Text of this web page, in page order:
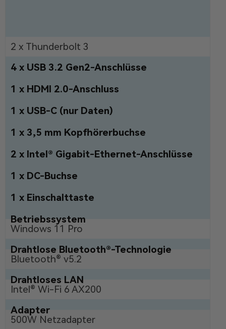
2 x Thunderbolt 3
4 x USB 3.2 Gen2-Anschlüsse
1 x HDMI 2.0-Anschluss
1 x USB-C (nur Daten)
1 x 3,5 mm Kopfhörerbuchse
2 x Intel® Gigabit-Ethernet-Anschlüsse
1 x DC-Buchse
1 x Einschalttaste
Betriebssystem
Windows 11 Pro
Drahtlose Bluetooth®-Technologie
Bluetooth® v5.2
Drahtloses LAN
Intel® Wi-Fi 6 AX200
Adapter
500W Netzadapter